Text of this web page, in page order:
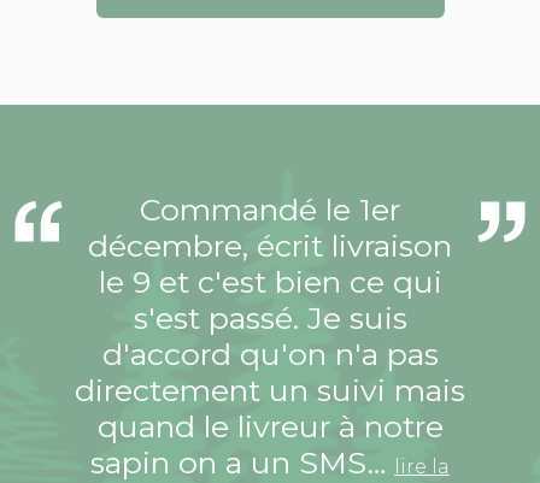
Commandé le 1er
décembre, écrit livraison
le 9 et c'est bien ce qui
s'est passé. Je suis
d'accord qu'on n'a pas
directement un suivi mais
quand le livreur à notre
sapin on a un SMS…
lire la